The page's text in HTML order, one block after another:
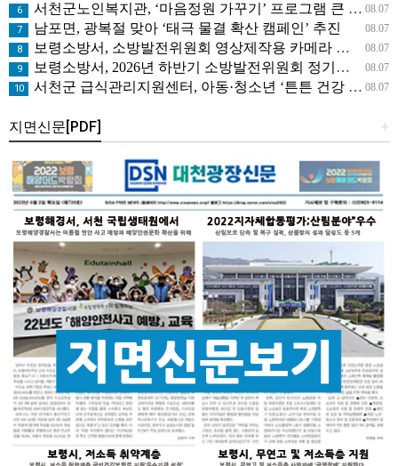
08.07
6 서천군노인복지관, ‘마음정원 가꾸기’ 프로그램 큰 호응
08.07
7 남포면, 광복절 맞아 ‘태극 물결 확산 캠페인’ 추진
08.07
8 보령소방서, 소방발전위원회 영상제작용 카메라 기탁으로 영상 홍보 역량 강화
08.07
9 보령소방서, 2026년 하반기 소방발전위원회 정기회의 개최
08.07
10 서천군 급식관리지원센터, 아동·청소년 ‘튼튼 건강 교실’ 운영
+
지면신문[PDF]